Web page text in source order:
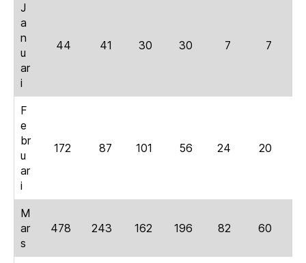
J
a
n
u
ar
i
44 41 30 30 7 7
F
e
br
u
ar
i
172 87 101 56 24 20
M
ar
s
478 243 162 196 82 60